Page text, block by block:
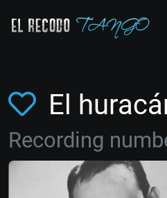
El
Recording